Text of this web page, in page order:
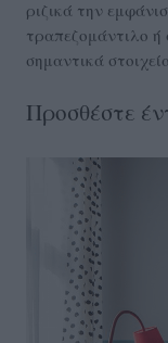
ριζικά την
τραπεζομάντιλο ή
σημαντικά
Προσθέστε